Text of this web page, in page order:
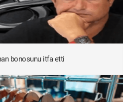
bonosunu itfa etti